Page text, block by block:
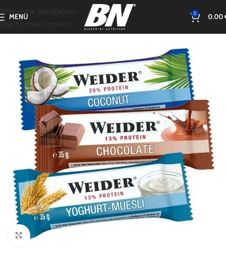
Weiter zur Navigation
Skip to main content
MENÜ 0 0.00
Click to enlarge